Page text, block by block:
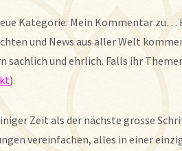
Kategorie: Mein Kommentar zu…
und News aus aller Welt
sachlich und ehrlich. Falls ihr
).
Zeit als der nächste grosse
vereinfachen, alles in einer